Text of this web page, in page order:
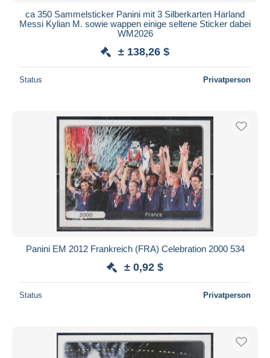
ca 350 Sammelsticker Panini mit 3 Silberkarten Harland
Messi Kylian M. sowie wappen einige seltene Sticker dabei
WM2026
± 138,26 $
Status Privatperson
Panini EM 2012 Frankreich (FRA) Celebration 2000 534
± 0,92 $
Status Privatperson